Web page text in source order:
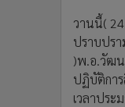
Celeb Online
วานนี้(
ปราบปร
)พ.อ.วัฒน
ปฏิบัติกา
เวลาปร